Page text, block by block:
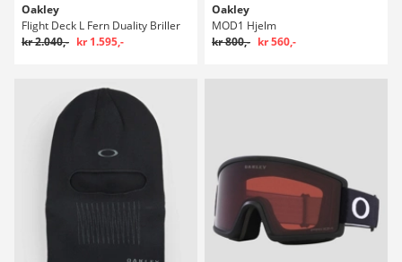
Oakley
Flight Deck L Fern Duality Briller
kr 2.040,- kr 1.595,-
Oakley
MOD1 Hjelm
kr 800,- kr 560,-